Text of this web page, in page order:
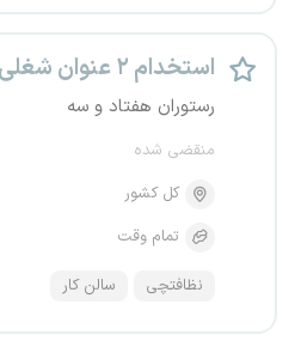
استخدام ۲ عنوان شغلی
رستوران هفتاد و سه
منقضی شده
کل کشور
تمام وقت
نظافتچی سالن کار